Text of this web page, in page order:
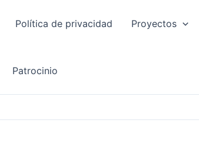
Política de privacidad Proyectos
Patrocinio